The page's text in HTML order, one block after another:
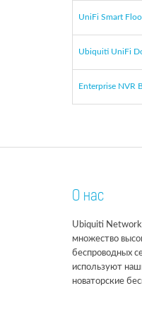
UniFi Smart
Ubiquiti UniFi
Enterprise NVR
О нас
Ubiquiti
множество
беспроводных
используют
новаторские